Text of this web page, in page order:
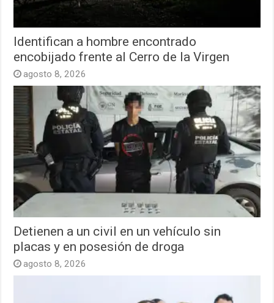
Identifican a hombre encontrado
encobijado frente al Cerro de la Virgen
agosto 8, 2026
Detienen a un civil en un vehículo sin
placas y en posesión de droga
agosto 8, 2026